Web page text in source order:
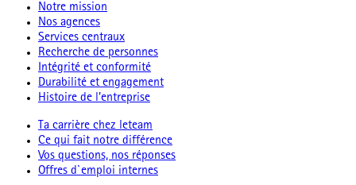
Notre mission
Nos agences
Services centraux
Recherche de personnes
Intégrité et conformité
Durabilité et engagement
Histoire de l’entreprise
Ta carrière chez leteam
Ce qui fait notre différence
Vos questions, nos réponses
Offres d`emploi internes